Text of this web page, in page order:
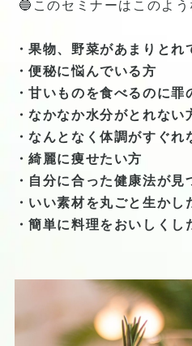
🔵このセミナーはこのよ
・果物、野菜があまりとれ
・便秘に悩んでいる方
・甘いものを食べるのに
・なかなか水分がとれない
・なんとなく体調がすぐれ
・綺麗に痩せたい方
・自分に合った健康法が見
・いい素材を丸ごと生かし
・簡単に料理をおいしくし